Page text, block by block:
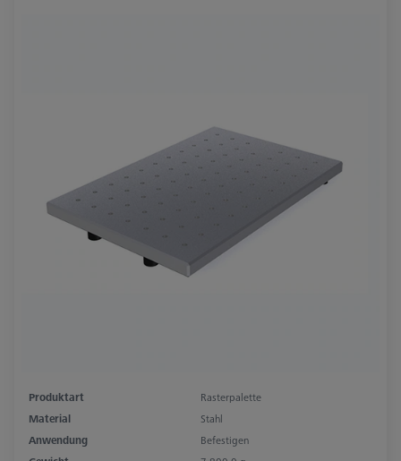
Produktart
Rasterpalette
Material
Stahl
Anwendung
Befestigen